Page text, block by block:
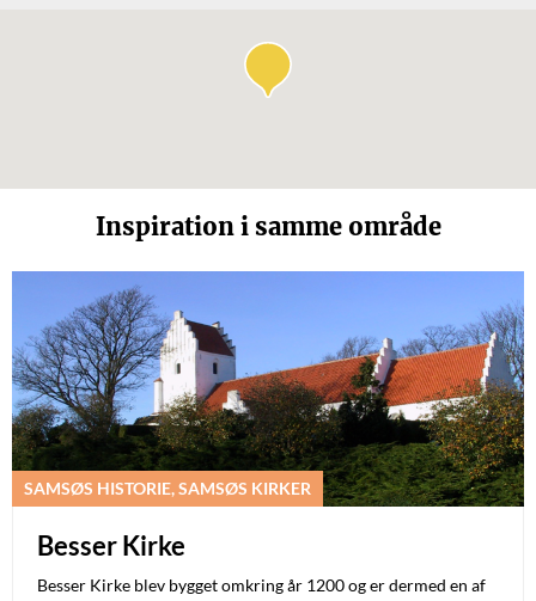
Inspiration i samme område
SAMSØS HISTORIE, SAMSØS KIRKER
Besser Kirke
Besser Kirke blev bygget omkring år 1200 og er dermed en af